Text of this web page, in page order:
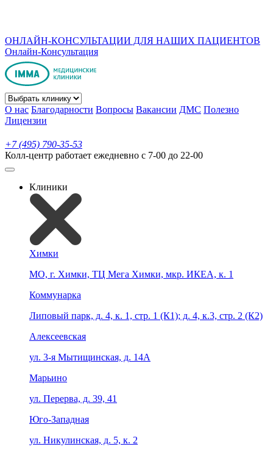
ОНЛАЙН-КОНСУЛЬТАЦИИ ДЛЯ НАШИХ ПАЦИЕНТОВ
Онлайн-Консультация
О нас Благодарности Вопросы Вакансии ДМС Полезно
Лицензии
+7 (495) 790-35-53
Колл-центр работает ежедневно с 7-00 до 22-00
Клиники
Химки
МО, г. Химки, ТЦ Мега Химки, мкр. ИКЕА, к. 1
Коммунарка
Липовый парк, д. 4, к. 1, стр. 1 (К1); д. 4, к.3, стр. 2 (К2)
Алексеевская
ул. 3-я Мытищинская, д. 14А
Марьино
ул. Перерва, д. 39, 41
Юго-Западная
ул. Никулинская, д. 5, к. 2